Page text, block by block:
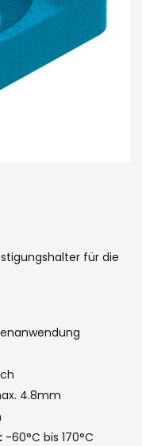
für die
4.8mm
-60°C bis 170°C